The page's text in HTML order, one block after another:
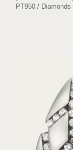
PT950 / Diamonds